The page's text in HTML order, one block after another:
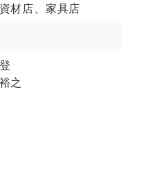
材店、家具店
之